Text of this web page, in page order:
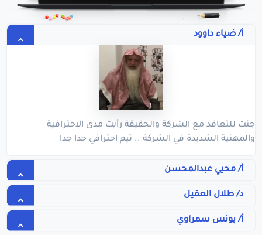
أ/ ضياء داوود
جئت للتعاقد مع الشركة والحقيقة رأيت مدى الاحترافية
والمهنية الشديدة في الشركة .. تيم احترافي جدا جدا
أ/ محيي عبدالمحسن
د/ طلال العقيل
أ/ يونس سمراوي